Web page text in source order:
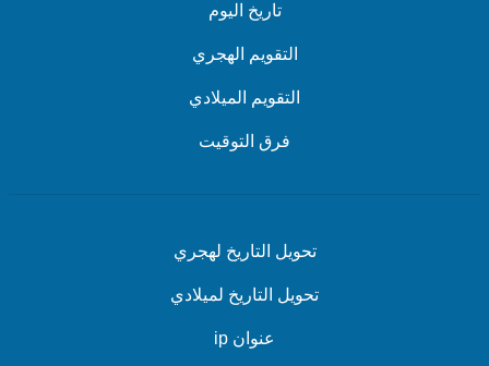
تاريخ اليوم
التقويم الهجري
التقويم الميلادي
فرق التوقيت
تحويل التاريخ لهجري
تحويل التاريخ لميلادي
عنوان ip